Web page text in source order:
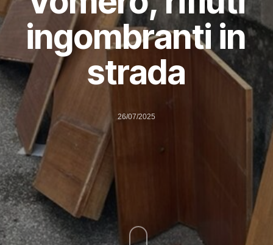
ingombranti in
strada
26/07/2025